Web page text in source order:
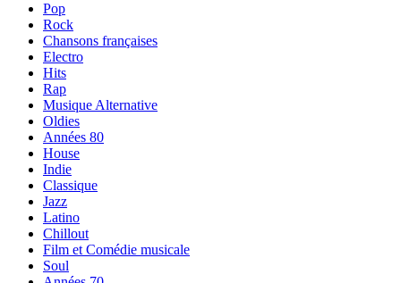
Pop
Rock
Chansons françaises
Electro
Hits
Rap
Musique Alternative
Oldies
Années 80
House
Indie
Classique
Jazz
Latino
Chillout
Film et Comédie musicale
Soul